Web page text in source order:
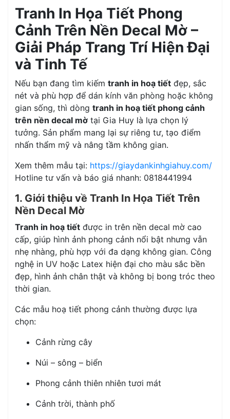
Tranh In Họa Tiết Phong
Cảnh Trên Nền Decal Mờ –
Giải Pháp Trang Trí Hiện Đại
và Tinh Tế
Nếu bạn đang tìm kiếm tranh in hoạ tiếtđẹp, sắc
nét và phù hợp để dán kính văn phòng hoặc không
gian sống, thì dòng tranh in hoạ tiết phong cảnh
trên nền decal mờtại Gia Huy là lựa chọn lý
tưởng. Sản phẩm mang lại sự riêng tư, tạo điểm
nhấn thẩm mỹ và nâng tầm không gian.
Xem thêm mẫu tại: https://giaydankinhgiahuy.com/
Hotline tư vấn và báo giá nhanh: 0818441994
1. Giới thiệu về Tranh In Họa Tiết Trên
Nền Decal Mờ
Tranh in hoạ tiếtđược in trên nền decal mờ cao
cấp, giúp hình ảnh phong cảnh nổi bật nhưng vẫn
nhẹ nhàng, phù hợp với đa dạng không gian. Công
nghệ in UV hoặc Latex hiện đại cho màu sắc bền
đẹp, hình ảnh chân thật và không bị bong tróc theo
thời gian.
Các mẫu hoạ tiết phong cảnh thường được lựa
chọn:
Cảnh rừng cây
Núi – sông – biển
Phong cảnh thiên nhiên tươi mát
Cảnh trời, thành phố